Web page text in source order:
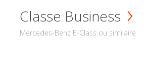
Classe Business
Mercedes-Benz E-Class ou similaire